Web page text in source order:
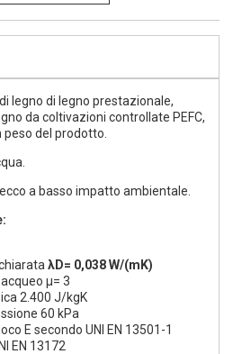
legno di legno prestazionale,
da coltivazioni controllate PEFC,
del prodotto.
a basso impatto ambientale.
λD= 0,038 W/(mK)
µ= 3
2.400 J/kgK
60 kPa
E secondo UNI EN 13501-1
EN 13172